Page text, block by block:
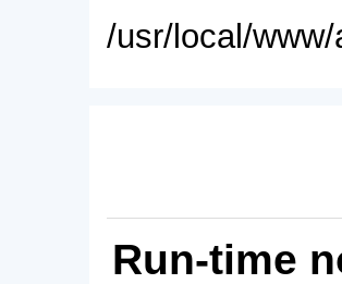
/usr/local/
Run-time